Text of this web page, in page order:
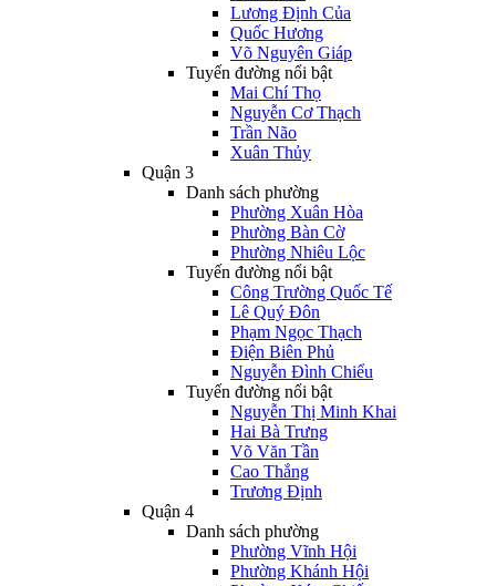
Lương Định Của
Quốc Hương
Võ Nguyên Giáp
Tuyến đường nổi bật
Mai Chí Thọ
Nguyễn Cơ Thạch
Trần Não
Xuân Thủy
Quận 3
Danh sách phường
Phường Xuân Hòa
Phường Bàn Cờ
Phường Nhiêu Lộc
Tuyến đường nổi bật
Công Trường Quốc Tế
Lê Quý Đôn
Phạm Ngọc Thạch
Điện Biên Phủ
Nguyễn Đình Chiểu
Tuyến đường nổi bật
Nguyễn Thị Minh Khai
Hai Bà Trưng
Võ Văn Tần
Cao Thắng
Trương Định
Quận 4
Danh sách phường
Phường Vĩnh Hội
Phường Khánh Hội